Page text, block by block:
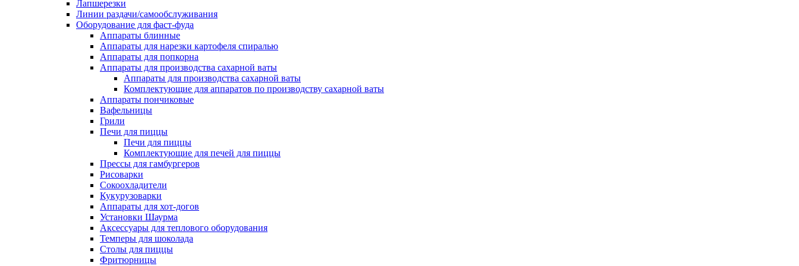
Лапшерезки
Линии раздачи/самообслуживания
Оборудование для фаст-фуда
Аппараты блинные
Аппараты для нарезки картофеля спиралью
Аппараты для попкорна
Аппараты для производства сахарной ваты
Аппараты для производства сахарной ваты
Комплектующие для аппаратов по производству сахарной ваты
Аппараты пончиковые
Вафельницы
Грили
Печи для пиццы
Печи для пиццы
Комплектующие для печей для пиццы
Прессы для гамбургеров
Рисоварки
Сокоохладители
Кукурузоварки
Аппараты для хот-догов
Установки Шаурма
Аксессуары для теплового оборудования
Темперы для шоколада
Столы для пиццы
Фритюрницы